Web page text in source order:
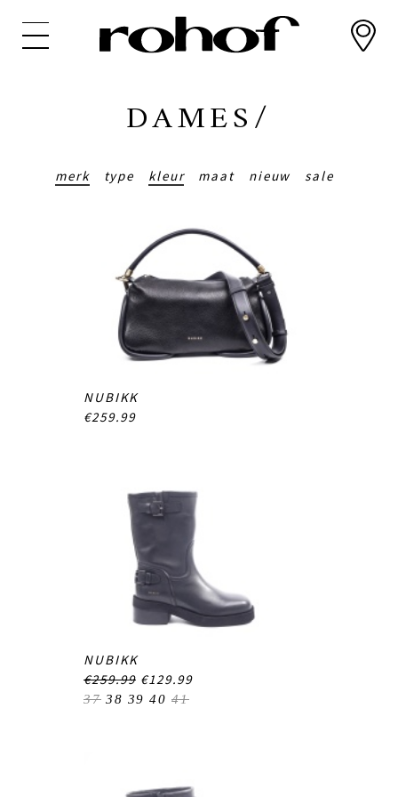
DAMES/
merk type kleur maat nieuw sale
NUBIKK
€259.99
NUBIKK
€259.99 €129.99
37 38 39 40 41